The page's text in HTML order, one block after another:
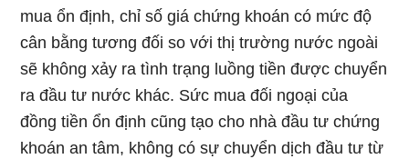
mua ổn định, chỉ số giá chứng khoán có mức độ
cân bằng tương đối so với thị trường nước ngoài
sẽ không xảy ra tình trạng luồng tiền được chuyển
ra đầu tư nước khác. Sức mua đối ngoại của
đồng tiền ổn định cũng tạo cho nhà đầu tư chứng
khoán an tâm, không có sự chuyển dịch đầu tư từ